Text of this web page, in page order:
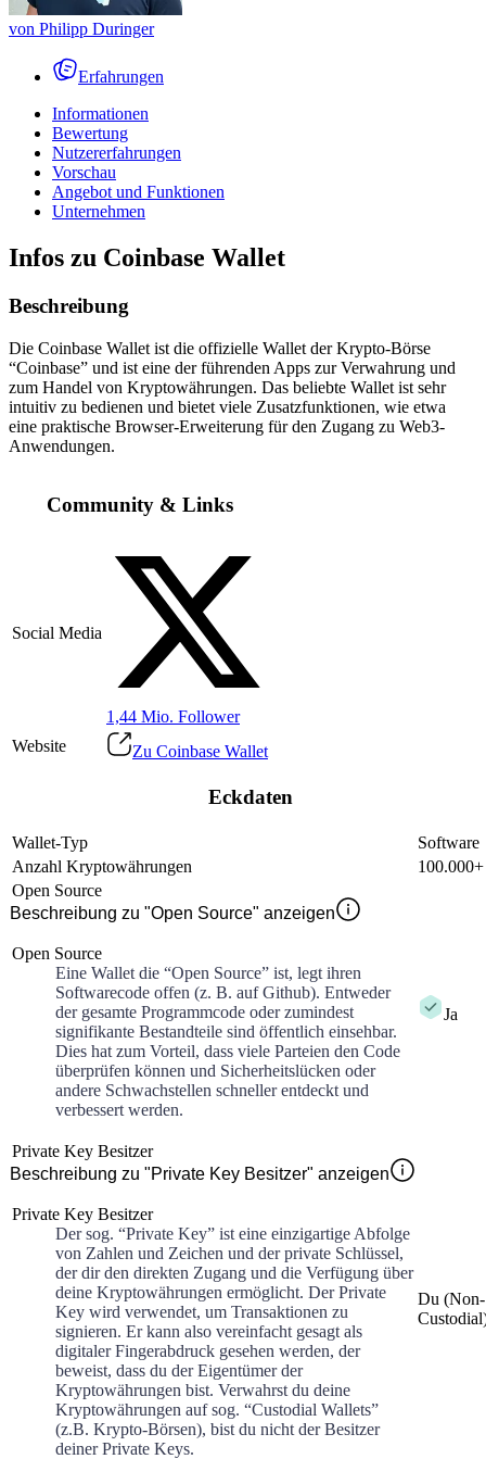
von Philipp Duringer
Erfahrungen
Informationen
Bewertung
Nutzererfahrungen
Vorschau
Angebot und Funktionen
Unternehmen
Infos zu Coinbase Wallet
Beschreibung
Die Coinbase Wallet ist die offizielle Wallet der Krypto-Börse
“Coinbase” und ist eine der führenden Apps zur Verwahrung und
zum Handel von Kryptowährungen. Das beliebte Wallet ist sehr
intuitiv zu bedienen und bietet viele Zusatzfunktionen, wie etwa
eine praktische Browser-Erweiterung für den Zugang zu Web3-
Anwendungen.
Community & Links
Social Media
1,44 Mio. Follower
Website
Zu Coinbase Wallet
Eckdaten
Wallet-Typ
Software
Anzahl Kryptowährungen
100.000+
Open Source
Beschreibung zu "Open Source" anzeigen
Open Source
Eine Wallet die “Open Source” ist, legt ihren
Softwarecode offen (z. B. auf Github). Entweder
der gesamte Programmcode oder zumindest
signifikante Bestandteile sind öffentlich einsehbar.
Dies hat zum Vorteil, dass viele Parteien den Code
überprüfen können und Sicherheitslücken oder
andere Schwachstellen schneller entdeckt und
verbessert werden.
Ja
Private Key Besitzer
Beschreibung zu "Private Key Besitzer" anzeigen
Private Key Besitzer
Der sog. “Private Key” ist eine einzigartige Abfolge
von Zahlen und Zeichen und der private Schlüssel,
der dir den direkten Zugang und die Verfügung über
deine Kryptowährungen ermöglicht. Der Private
Key wird verwendet, um Transaktionen zu
signieren. Er kann also vereinfacht gesagt als
digitaler Fingerabdruck gesehen werden, der
beweist, dass du der Eigentümer der
Kryptowährungen bist. Verwahrst du deine
Kryptowährungen auf sog. “Custodial Wallets”
(z.B. Krypto-Börsen), bist du nicht der Besitzer
deiner Private Keys.
Du (Non-